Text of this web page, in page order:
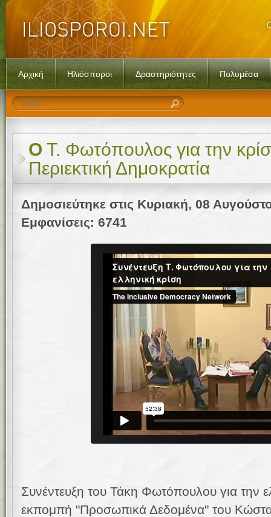
Αρχική Ηλιόσποροι Δραστηριότητες Πολυμέσα
Ο Τ. Φωτόπουλος για την
Περιεκτική Δημοκρατία
Δημοσιεύτηκε στις Κυριακή, 08
Εμφανίσεις: 6741
Συνέντευξη του Τάκη Φωτόπουλου για την
εκπομπή "Προσωπικά Δεδομένα" του